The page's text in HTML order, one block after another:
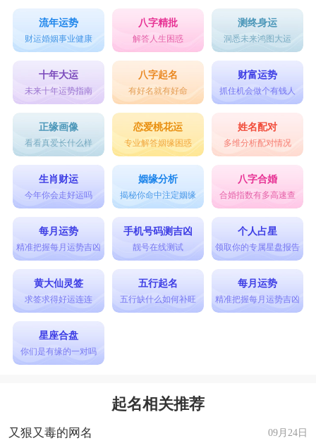
流年运势
财运婚姻事业健康
八字精批
解答人生困惑
测终身运
洞悉未来鸿图大运
十年大运
未来十年运势指南
八字起名
有好名就有好命
财富运势
抓住机会做个有钱人
正缘画像
看看真爱长什么样
恋爱桃花运
专业解答姻缘困惑
姓名配对
多维分析配对情况
生肖财运
今年你会走好运吗
姻缘分析
揭秘你命中注定姻缘
八字合婚
合婚指数有多高速查
每月运势
精准把握每月运势吉凶
手机号码测吉凶
靓号在线测试
个人占星
领取你的专属星盘报告
黄大仙灵签
求签求得好运连连
五行起名
五行缺什么如何补旺
每月运势
精准把握每月运势吉凶
星座合盘
你们是有缘的一对吗
起名相关推荐
09月24日
又狠又毒的网名